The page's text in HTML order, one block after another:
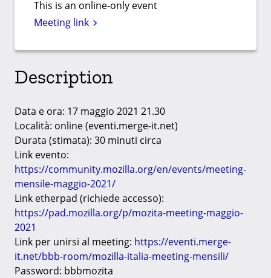
This is an online-only event
Meeting link
Description
Data e ora: 17 maggio 2021 21.30
Località: online (eventi.merge-it.net)
Durata (stimata): 30 minuti circa
Link evento:
https://community.mozilla.org/en/events/meeting-
mensile-maggio-2021/
Link etherpad (richiede accesso):
https://pad.mozilla.org/p/mozita-meeting-maggio-
2021
Link per unirsi al meeting: https://eventi.merge-
it.net/bbb-room/mozilla-italia-meeting-mensili/
Password: bbbmozita